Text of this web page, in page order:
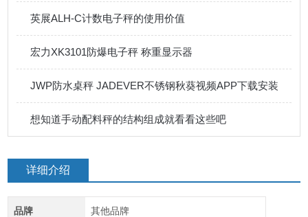
英展ALH-C计数电子秤的使用价值
宏力XK3101防爆电子秤 称重显示器
JWP防水桌秤 JADEVER不锈钢秋葵视频APP下载安装
想知道手动配料秤的结构组成就看看这些吧
详细介绍
品牌 其他品牌